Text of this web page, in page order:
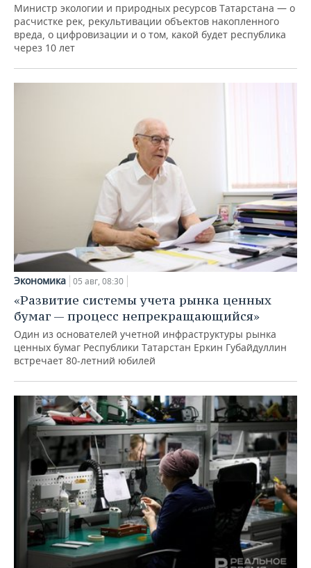
Министр экологии и природных ресурсов Татарстана — о
расчистке рек, рекультивации объектов накопленного
вреда, о цифровизации и о том, какой будет республика
через 10 лет
Экономика 05 авг, 08:30
«Развитие системы учета рынка ценных
бумаг — процесс непрекращающийся»
Один из основателей учетной инфраструктуры рынка
ценных бумаг Республики Татарстан Еркин Губайдуллин
встречает 80-летний юбилей